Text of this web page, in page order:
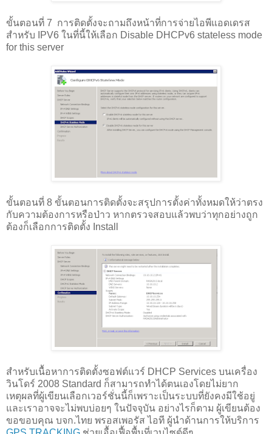
ขั้นตอนที่ 7 การติดตั้งจะถามถึงหน้าที่การจ่ายไอพีแอดเดรส
สำหรับ IPV6 ในที่นี้ให้เลือก Disable DHCPv6 stateless mode
for this server
ขั้นตอนที่ 8 ขั้นตอนการติดตั้งจะสรุปการตั้งค่าทั้งหมดให้ว่าตรง
กับความต้องการหรือป่าว หากตรวจสอบแล้วพบว่าทุกอย่างถูก
ต้องก็เลือกการติดตั้ง Install
สำหรับเนื้อหาการติดตั้งซอฟต์แวร์ DHCP Services บนเครื่อง
วินโดร์ 2008 Standard ก็สามารถทำได้ตนเองโดยไม่ยาก
เหตุผลที่ผู้เขียนเลือกเวอร์ชั่นนี้ก็เพราะเป็นระบบที่ยังคงมีใช้อยู่
และเราอาจจะไม่พบบ่อยๆ ในปัจจุบัน อย่างไรก็ตาม ผู้เขียนต้อง
ขอขอบคุณ บจก.ไทย พรอสเพอรัส ไอที ผู้นำด้านการให้บริการ